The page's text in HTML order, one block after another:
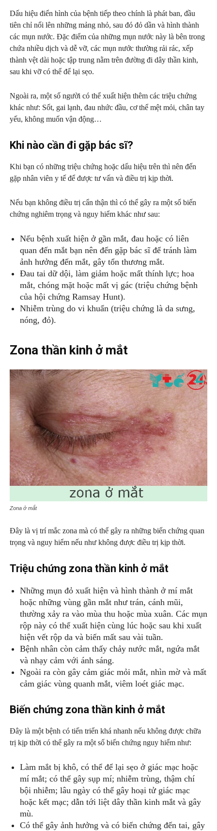
Dấu hiệu điển hình của bệnh tiếp theo chính là phát ban, đầu
tiên chỉ nổi lên những mảng nhỏ, sau đó đỏ dần và hình thành
các mụn nước. Đặc điểm của những mụn nước này là bên trong
chứa nhiều dịch và dễ vỡ, các mụn nước thường rải rác, xếp
thành vệt dài hoặc tập trung nằm trên đường đi dây thần kinh,
sau khi vỡ có thể để lại sẹo.
Ngoài ra, một số người có thể xuất hiện thêm các triệu chứng
khác như: Sốt, gai lạnh, đau nhức đầu, cơ thể mệt mỏi, chân tay
yếu, không muốn vận động…
Khi nào cần đi gặp bác sĩ?
Khi bạn có những triệu chứng hoặc dấu hiệu trên thì nên đến
gặp nhân viên y tế để được tư vấn và điều trị kịp thời.
Nếu bạn không điều trị cẩn thận thì có thể gây ra một số biến
chứng nghiêm trọng và nguy hiểm khác như sau:
Nếu bệnh xuất hiện ở gần mắt, đau hoặc có liên
quan đến mắt bạn nên đến gặp bác sĩ để tránh làm
ảnh hưởng đến mắt, gây tổn thương mắt.
Đau tai dữ dội, làm giảm hoặc mất thính lực; hoa
mắt, chóng mặt hoặc mất vị gác (triệu chứng bệnh
của hội chứng Ramsay Hunt).
Nhiễm trùng do vi khuẩn (triệu chứng là da sưng,
nóng, đỏ).
Zona thần kinh ở mắt
Zona ở mắt
Đây là vị trí mắc zona mà có thể gây ra những biến chứng quan
trọng và nguy hiểm nếu như không được điều trị kịp thời.
Triệu chứng zona thần kinh ở mắt
Những mụn đỏ xuất hiện và hình thành ở mí mắt
hoặc những vùng gần mắt như trán, cánh mũi,
thường xảy ra vào mùa thu hoặc mùa xuân. Các mụn
rộp này có thể xuất hiện cùng lúc hoặc sau khi xuất
hiện vết rộp da và biến mất sau vài tuần.
Bệnh nhân còn cảm thấy chảy nước mắt, ngứa mắt
và nhạy cảm với ánh sáng.
Ngoài ra còn gây cảm giác mỏi mắt, nhìn mờ và mất
cảm giác vùng quanh mắt, viêm loét giác mạc.
Biến chứng zona thần kinh ở mắt
Đây là một bệnh có tiến triển khá nhanh nếu không được chữa
trị kịp thời có thể gây ra một số biến chứng nguy hiểm như:
Làm mắt bị khô, có thể để lại sẹo ở giác mạc hoặc
mí mắt; có thể gây sụp mí; nhiễm trùng, thậm chí
bội nhiễm; lâu ngày có thể gây hoại tử giác mạc
hoặc kết mạc; dẫn tới liệt dây thần kinh mắt và gây
mù.
Có thể gây ảnh hưởng và có biến chứng đến tai, gây